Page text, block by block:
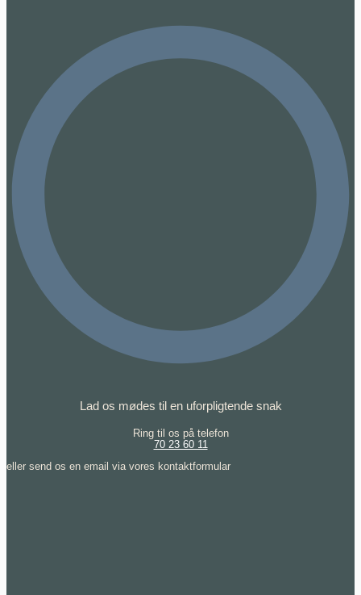
Lad os mødes til en uforpligtende snak
Ring til os på telefon
70 23 60 11
eller send os en email via vores kontaktformular